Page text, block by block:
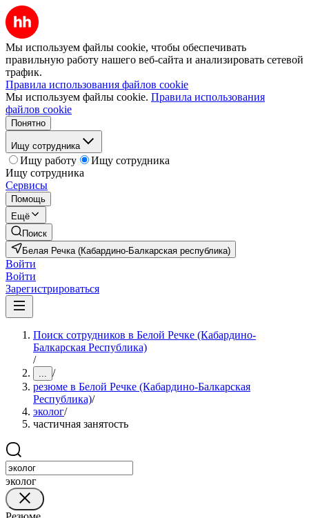
Мы используем файлы cookie, чтобы обеспечивать
правильную работу нашего веб-сайта и анализировать сетевой
трафик.
Правила использования файлов cookie
Мы используем файлы cookie. Правила использования
файлов cookie
Понятно
Ищу сотрудника
Ищу работу
Ищу сотрудника
Ищу сотрудника
Сервисы
Помощь
Ещё
Поиск
Белая Речка (Кабардино-Балкарская республика)
Войти
Войти
Зарегистрироваться
Поиск сотрудников в Белой Речке (Кабардино-
Балкарская Республика)
/
... /
резюме в Белой Речке (Кабардино-Балкарская
Республика)/
эколог/
частичная занятость
эколог